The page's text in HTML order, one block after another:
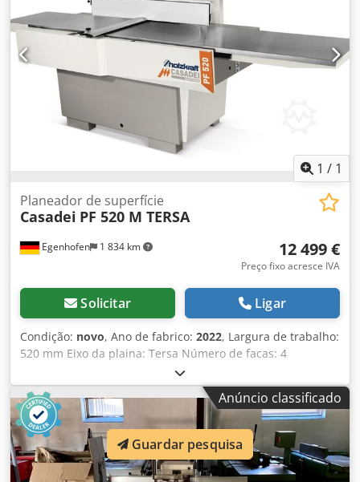
1 / 1
Egenhofen 1 834 km
Planeador de superfície
Casadei PF 520 M TERSA
12 499 €
Preço fixo acresce IVA
Solicitar Ligar
Condição: novo, Ano de fabrico: 2022, Largura de trabalho:
520 mm Eixo da plaina: Tersa Número de facas: 4
Comprimento da mesa da plaina: 3000 mm Ajuste da mesa
de aplainamento: motorizado Exibição de remoção de
cavacos: Digital Ângulo de parada da junta ajustável: sim
Potência do motor: 7 kW Conexão de extração: 120 mm
Comprimento da máquina: 3005 mm Cedpfxoiqg Nws
Afwsrf Largura da máquina: 1460 mm Peso: 870 kg
Anúncio classificado
Guardar pesquisa